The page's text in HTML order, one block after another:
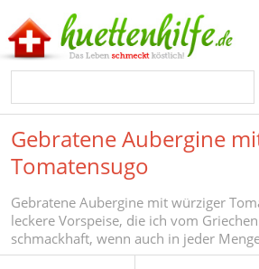
Gebratene Aubergine
Tomatensugo
Gebratene Aubergine mit würziger
leckere Vorspeise, die ich vom
schmackhaft, wenn auch in jeder